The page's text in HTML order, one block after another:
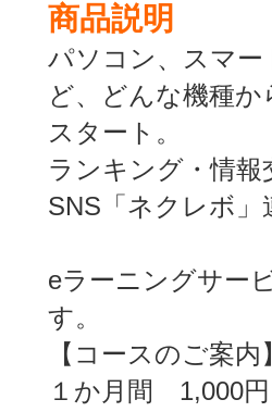
商品説明
パソコン、スマー
ど、どんな機種
スタート。
ランキング・情
SNS「ネクレボ」
eラーニングサー
す。
【コースのご案内】
１か月間 1,000